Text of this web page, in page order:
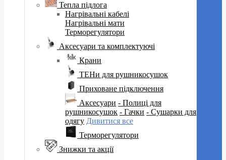
Тепла підлога
Нагрівальні кабелі
Нагрівальні мати
Терморегулятори
Аксесуари та комплектуючі
Крани
ТЕНи для рушникосушок
Приховане підключення
Аксесуари - Полиці для
рушникосушок - Гачки - Сушарки для
одягу Дивитися все
Терморегулятори
Знижки та акції